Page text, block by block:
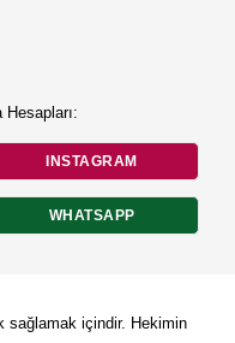
INSTAGRAM
WHATSAPP
sağlamak içindir. Hekimin